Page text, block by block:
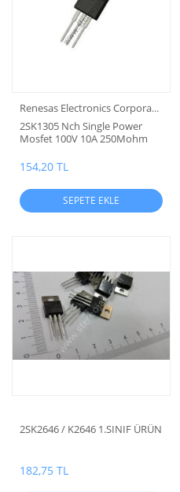
Renesas Electronics Corporation
2SK1305 Nch Single Power
Mosfet 100V 10A 250Mohm
154,20 TL
SEPETE EKLE
2SK2646 / K2646 1.SINIF ÜRÜN
182,75 TL